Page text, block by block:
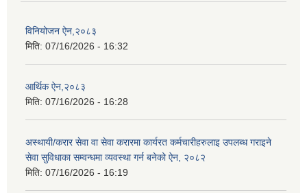
विनियोजन ऐन,२०८३
मिति: 07/16/2026 - 16:32
आर्थिक ऐन,२०८३
मिति: 07/16/2026 - 16:28
अस्थायी/करार सेवा वा सेवा करारमा कार्यरत कर्मचारीहरुलाइ उपलब्ध गराइने
सेवा सुविधाका सम्वन्धमा व्यवस्था गर्न बनेको ऐन, २०८२
मिति: 07/16/2026 - 16:19